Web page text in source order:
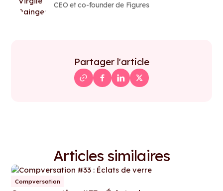
CEO et co-founder de Figures
Partager l'article
Articles similaires
Compversation